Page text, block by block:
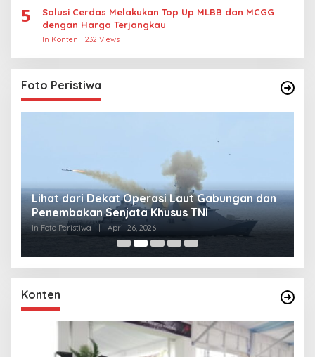
5
Solusi Cerdas Melakukan Top Up MLBB dan MCGG
dengan Harga Terjangkau
In Konten 232 Views
Foto Peristiwa
Lihat dari Dekat Operasi Laut Gabungan dan
Penembakan Senjata Khusus TNI
In Foto Peristiwa | April 26, 2026
Konten